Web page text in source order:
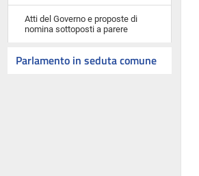
Atti del Governo e proposte di
nomina sottoposti a parere
Parlamento in seduta comune